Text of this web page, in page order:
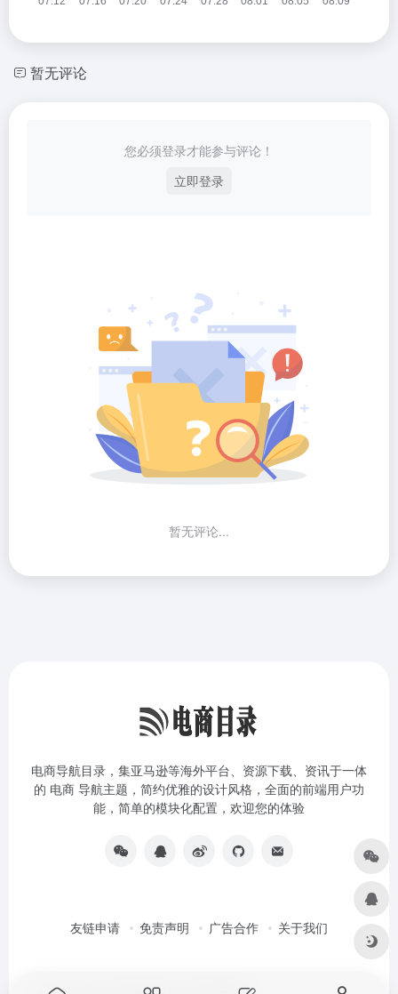
暂无评论
您必须登录才能参与评论！
立即登录
暂无评论...
电商导航目录，集亚马逊等海外平台、资源下载、资讯于一体
的 电商 导航主题，简约优雅的设计风格，全面的前端用户功
能，简单的模块化配置，欢迎您的体验
友链申请 免责声明 广告合作 关于我们